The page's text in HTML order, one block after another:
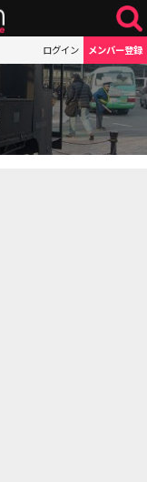
ログイン メンバー登録